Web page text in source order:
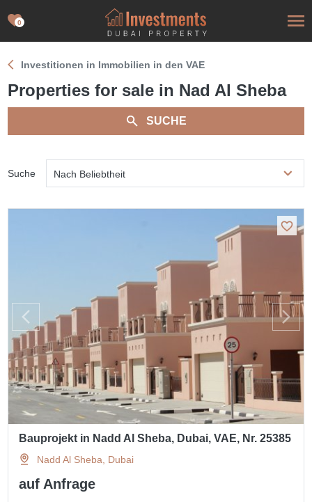
0
Investitionen in Immobilien in den VAE
Properties for sale in Nad Al Sheba
SUCHE
Suche Nach Beliebtheit
Bauprojekt in Nadd Al Sheba, Dubai, VAE, Nr. 25385
Nadd Al Sheba, Dubai
auf Anfrage